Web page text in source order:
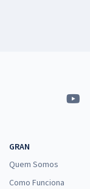
GRAN
Quem Somos
Como Funciona